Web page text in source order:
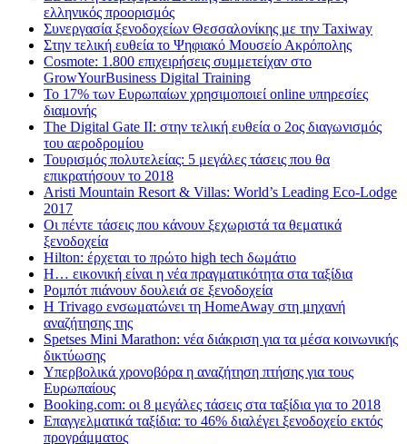
ελληνικός προορισμός
Συνεργασία ξενοδοχείων Θεσσαλονίκης με την Taxiway
Στην τελική ευθεία το Ψηφιακό Μουσείο Ακρόπολης
Cosmote: 1.800 επιχειρήσεις συμμετείχαν στο
GrowYourBusiness Digital Training
Το 17% των Ευρωπαίων χρησιμοποιεί online υπηρεσίες
διαμονής
The Digital Gate II: στην τελική ευθεία ο 2ος διαγωνισμός
του αεροδρομίου
Τουρισμός πολυτελείας: 5 μεγάλες τάσεις που θα
επικρατήσουν το 2018
Aristi Mountain Resort & Villas: World’s Leading Eco-Lodge
2017
Οι πέντε τάσεις που κάνουν ξεχωριστά τα θεματικά
ξενοδοχεία
Hilton: έρχεται τo πρώτο high tech δωμάτιο
Η… εικονική είναι η νέα πραγματικότητα στα ταξίδια
Ρομπότ πιάνουν δουλειά σε ξενοδοχεία
Η Trivago ενσωματώνει τη HomeAway στη μηχανή
αναζήτησης της
Spetses Mini Marathon: νέα διάκριση για τα μέσα κοινωνικής
δικτύωσης
Υπερβολικά χρονοβόρα η αναζήτηση πτήσης για τους
Ευρωπαίους
Booking.com: οι 8 μεγάλες τάσεις στα ταξίδια για το 2018
Επαγγελματικά ταξίδια: το 46% διαλέγει ξενοδοχείο εκτός
προγράμματος